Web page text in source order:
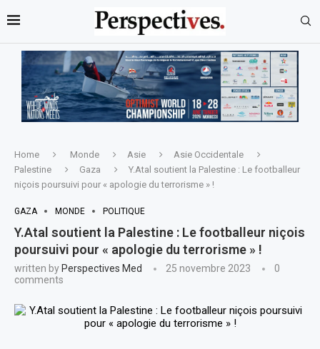
Home Monde Asie
Asie Occidentale
Palestine
Gaza
Y.Atal soutient la Palestine : Le footballeur
niçois poursuivi pour « apologie du terrorisme » !
GAZA MONDE POLITIQUE
Y.Atal soutient la Palestine : Le footballeur niçois
poursuivi pour « apologie du terrorisme » !
written by Perspectives Med 25 novembre 2023
0
comments